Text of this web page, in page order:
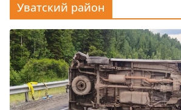
Уватский район